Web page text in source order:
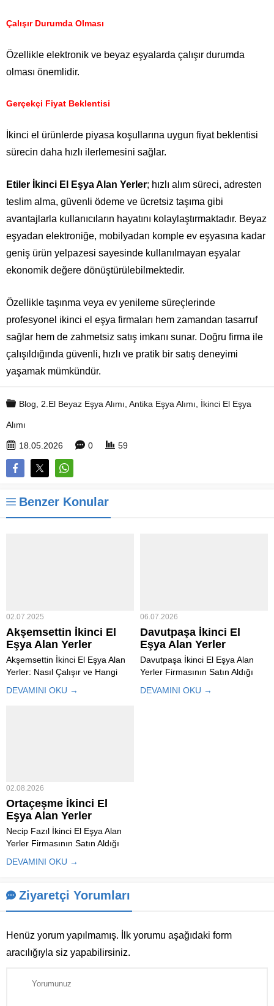
Çalışır Durumda Olması
Özellikle elektronik ve beyaz eşyalarda çalışır durumda
olması önemlidir.
Gerçekçi Fiyat Beklentisi
İkinci el ürünlerde piyasa koşullarına uygun fiyat beklentisi
sürecin daha hızlı ilerlemesini sağlar.
Etiler İkinci El Eşya Alan Yerler; hızlı alım süreci, adresten
teslim alma, güvenli ödeme ve ücretsiz taşıma gibi
avantajlarla kullanıcıların hayatını kolaylaştırmaktadır. Beyaz
eşyadan elektroniğe, mobilyadan komple ev eşyasına kadar
geniş ürün yelpazesi sayesinde kullanılmayan eşyalar
ekonomik değere dönüştürülebilmektedir.
Özellikle taşınma veya ev yenileme süreçlerinde
profesyonel ikinci el eşya firmaları hem zamandan tasarruf
sağlar hem de zahmetsiz satış imkanı sunar. Doğru firma ile
çalışıldığında güvenli, hızlı ve pratik bir satış deneyimi
yaşamak mümkündür.
Blog, 2.El Beyaz Eşya Alımı, Antika Eşya Alımı, İkinci El Eşya
Alımı
18.05.2026 0 59
Benzer Konular
02.07.2025
Akşemsettin İkinci El
Eşya Alan Yerler
Akşemsettin İkinci El Eşya Alan
Yerler: Nasıl Çalışır ve Hangi
El Eşya Alan Yerler, hem evdeki
DEVAMINI OKU →
06.07.2026
Davutpaşa İkinci El
Eşya Alan Yerler
Davutpaşa İkinci El Eşya Alan
Yerler Firmasının Satın Aldığı
Süreci Davutpaşa İkinci El Eşya
DEVAMINI OKU →
02.08.2026
Ortaçeşme İkinci El
Eşya Alan Yerler
Necip Fazıl İkinci El Eşya Alan
Yerler Firmasının Satın Aldığı
Ortaçeşme İkinci El Eşya Alan
durumda olan ev ve ofis
eşyalarını değerinde satın alarak
DEVAMINI OKU →
Ziyaretçi Yorumları
Henüz yorum yapılmamış. İlk yorumu aşağıdaki form
aracılığıyla siz yapabilirsiniz.